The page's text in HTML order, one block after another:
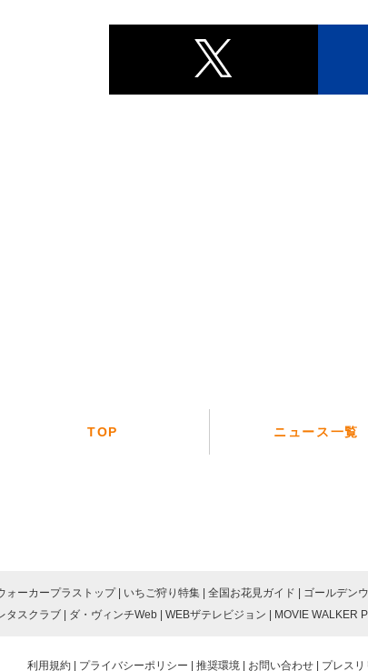
TOP ニュース一覧
ォーカープラストップ いちご狩り特集 全国お花見ガイド ゴールデン
タスクラブ
ダ・ヴィンチWeb WEBザテレビジョン MOVIE WALKER
利用規約 プライバシーポリシー 推奨環境 お問い合わせ プレス